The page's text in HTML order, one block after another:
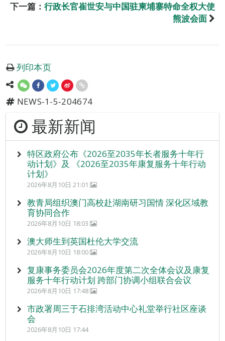
下一篇： 行政长官崔世安与中国驻柬埔寨特命全权大使
熊波会面
列印本页
NEWS-1-5-204674
最新新闻
特区政府公布《2026至2035年长者服务十年行
动计划》及 《2026至2035年康复服务十年行动
计划》
2026年8月10日 21:01
教青局组织澳门高校赴湖南研习国情 深化区域教
育协同合作
2026年8月10日 18:03
澳大师生到英国杜伦大学交流
2026年8月10日 18:00
复康事务委员会2026年度第二次全体会议及康复
服务十年行动计划 跨部门协调小组联合会议
2026年8月10日 17:48
市政署周三于石排湾活动中心礼堂举行社区座谈
会
2026年8月10日 17:44